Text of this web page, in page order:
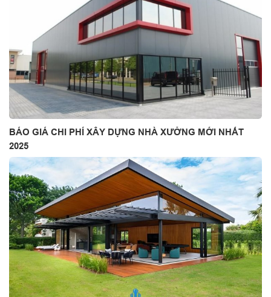
BÁO GIÁ CHI PHÍ XÂY DỰNG NHÀ XƯỞNG MỚI NHẤT
2025